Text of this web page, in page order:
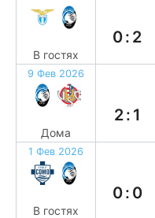
В гостях
0:2
9 Фев 2026
Дома
2:1
1 Фев 2026
В гостях
0:0